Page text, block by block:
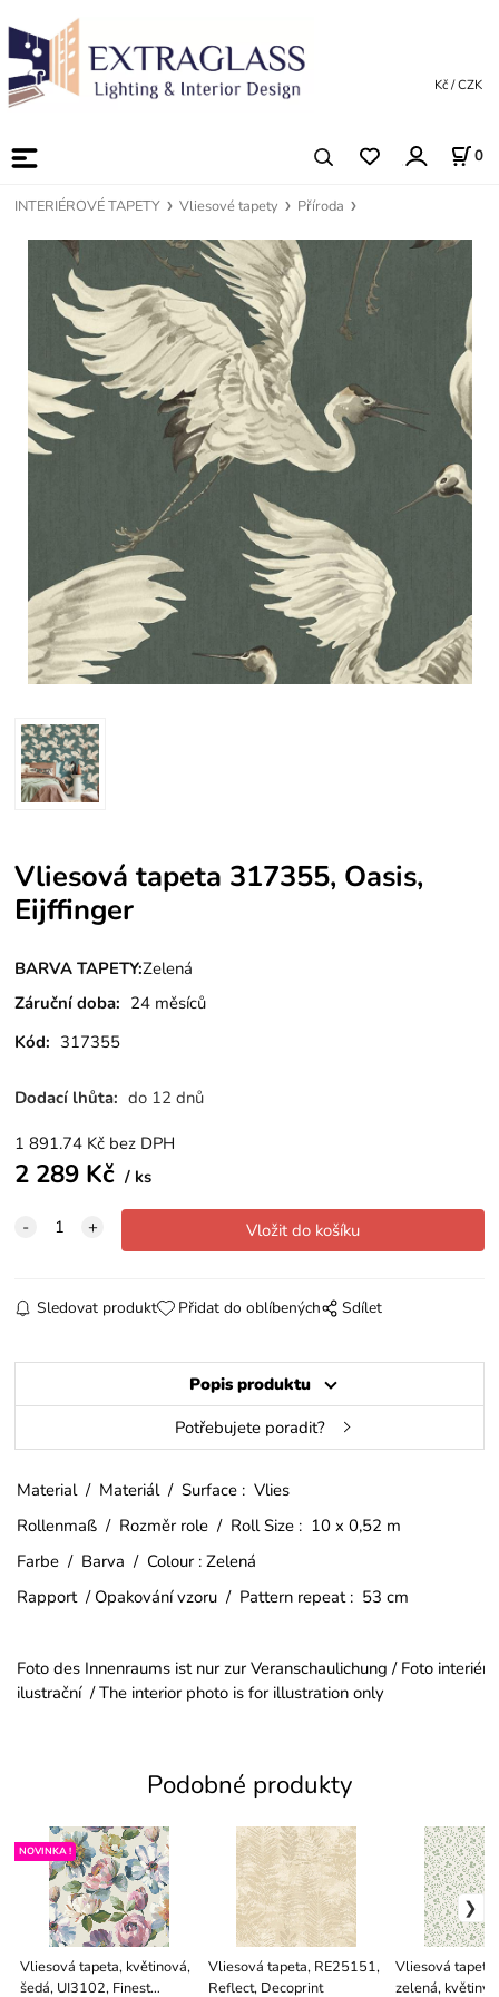
0
Kč / CZK
INTERIÉROVÉ TAPETY Vliesové tapety Příroda
Vliesová tapeta 317355, Oasis,
Eijffinger
BARVA TAPETY:Zelená
Záruční doba: 24 měsíců
Kód: 317355
Dodací lhůta: do 12 dnů
1 891.74 Kč bez DPH
2 289 Kč ks
Sledovat produkt Přidat do oblíbených Sdílet
Popis produktu
Potřebujete poradit?
Material / Materiál / Surface : Vlies
Rollenmaß / Rozměr role / Roll Size : 10 x 0,52 m
Farbe / Barva / Colour : Zelená
Rapport / Opakování vzoru / Pattern repeat : 53 cm
Foto des Innenraums ist nur zur Veranschaulichung / Foto
ilustrační / The interior photo is for illustration only
Podobné produkty
Vliesová tapeta, květinová,
šedá, UI3102, Finest
NOVINKA !
Vliesová tapeta, RE25151,
Reflect, Decoprint
Vliesová
zelená, květiny,